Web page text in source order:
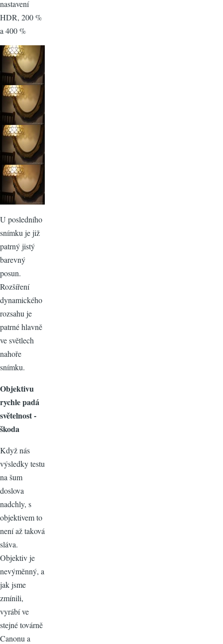
nastavení
HDR, 200 %
a 400 %
U posledního
snímku je již
patrný jistý
barevný
posun.
Rozšíření
dynamického
rozsahu je
patrné hlavně
ve světlech
nahoře
snímku.
Objektivu
rychle padá
světelnost -
škoda
Když nás
výsledky testu
na šum
doslova
nadchly, s
objektivem to
není až taková
sláva.
Objektiv je
nevýměnný, a
jak jsme
zmínili,
vyrábí ve
stejné továrně
Canonu a